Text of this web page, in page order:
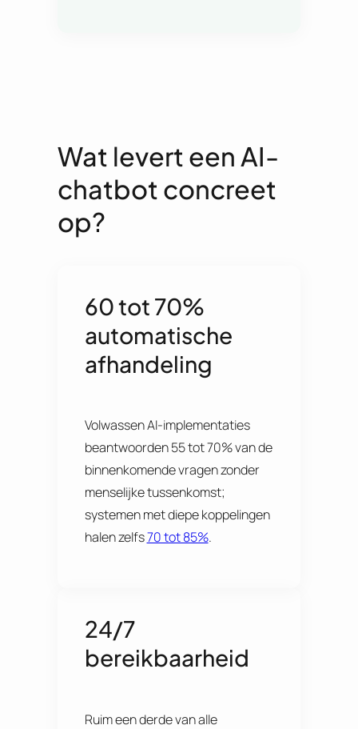
Wat levert een AI-
chatbot concreet
op?
60 tot 70%
automatische
afhandeling
Volwassen AI-implementaties
beantwoorden 55 tot 70% van de
binnenkomende vragen zonder
menselijke tussenkomst;
systemen met diepe koppelingen
halen zelfs70 tot 85%.
24/7
bereikbaarheid
Ruim een derde van alle